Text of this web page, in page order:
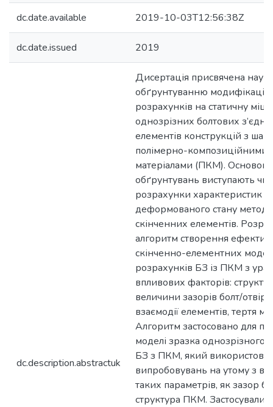
dc.date.available 2019-10-03T12:56:38Z
dc.date.issued 2019
dc.description.abstractuk
Дисертація присвячена
обґрунтуванню модифікацій
розрахунків на статичну
однозрізних болтових
елементів конструкцій з
полімерно-композиційними
матеріалами (ПКМ). Основою
обґрунтувань виступають
розрахунки характеристик
деформованого стану
скінченних елементів.
алгоритм створення
скінченно-елементних
розрахунків БЗ із ПКМ з
впливових факторів:
величини зазорів болт/отвір,
взаємодії елементів, тертя
Алгоритм застосовано для
моделі зразка однозрізного
БЗ з ПКМ, який
випробовувань на утому з
таких параметрів, як зазор
структура ПКМ.